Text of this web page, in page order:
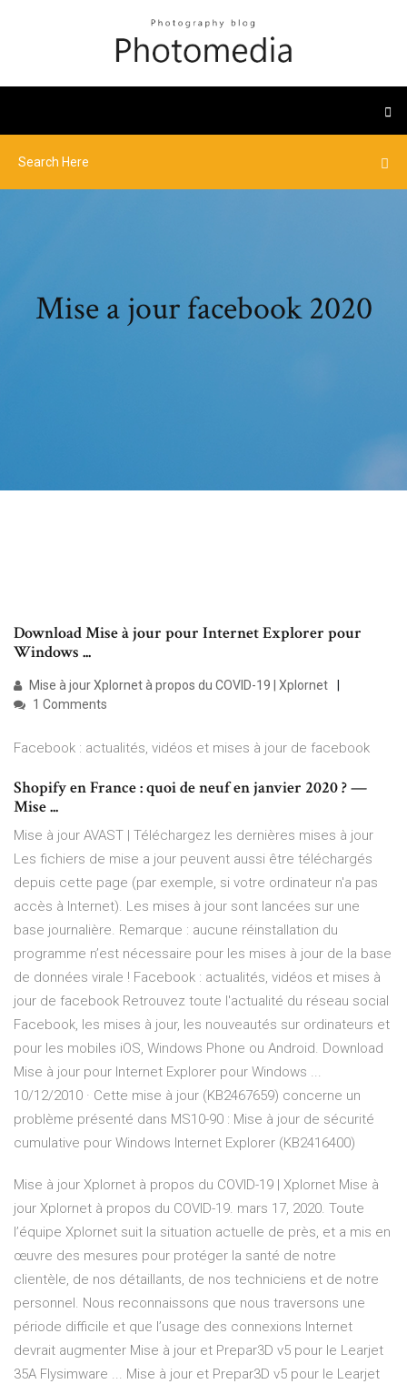
Mise a jour facebook 2020
Download Mise à jour pour Internet Explorer pour
Windows ...
Mise à jour Xplornet à propos du COVID-19 | Xplornet
1 Comments
Facebook : actualités, vidéos et mises à jour de facebook
Shopify en France : quoi de neuf en janvier 2020 ? —
Mise ...
Mise à jour AVAST | Téléchargez les dernières mises à jour
Les fichiers de mise a jour peuvent aussi être téléchargés
depuis cette page (par exemple, si votre ordinateur n'a pas
accès à Internet). Les mises à jour sont lancées sur une
base journalière. Remarque : aucune réinstallation du
programme n’est nécessaire pour les mises à jour de la base
de données virale ! Facebook : actualités, vidéos et mises à
jour de facebook Retrouvez toute l'actualité du réseau social
Facebook, les mises à jour, les nouveautés sur ordinateurs et
pour les mobiles iOS, Windows Phone ou Android. Download
Mise à jour pour Internet Explorer pour Windows ...
10/12/2010 · Cette mise à jour (KB2467659) concerne un
problème présenté dans MS10-90 : Mise à jour de sécurité
cumulative pour Windows Internet Explorer (KB2416400)
Mise à jour Xplornet à propos du COVID-19 | Xplornet Mise à
jour Xplornet à propos du COVID-19. mars 17, 2020. Toute
l’équipe Xplornet suit la situation actuelle de près, et a mis en
œuvre des mesures pour protéger la santé de notre
clientèle, de nos détaillants, de nos techniciens et de notre
personnel. Nous reconnaissons que nous traversons une
période difficile et que l’usage des connexions Internet
devrait augmenter Mise à jour et Prepar3D v5 pour le Learjet
35A Flysimware ... Mise à jour et Prepar3D v5 pour le Learjet